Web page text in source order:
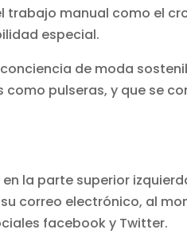
manual como el
especial.
de moda
pulseras, y que se
la parte superior
correo electrónico, al
facebook y Twitter.